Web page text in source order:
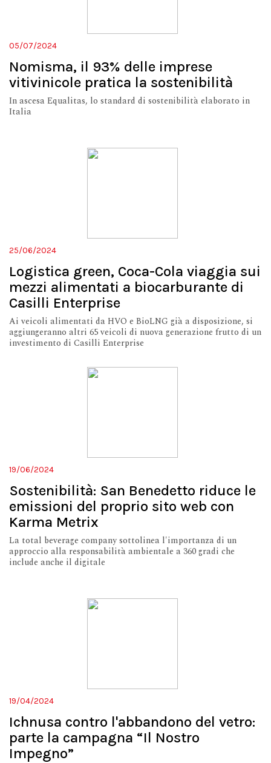
05/07/2024
Nomisma, il 93% delle imprese
vitivinicole pratica la sostenibilità
In ascesa Equalitas, lo standard di sostenibilità elaborato in
Italia
25/06/2024
Logistica green, Coca-Cola viaggia sui
mezzi alimentati a biocarburante di
Casilli Enterprise
Ai veicoli alimentati da HVO e BioLNG già a disposizione, si
aggiungeranno altri 65 veicoli di nuova generazione frutto di un
investimento di Casilli Enterprise
19/06/2024
Sostenibilità: San Benedetto riduce le
emissioni del proprio sito web con
Karma Metrix
La total beverage company sottolinea l'importanza di un
approccio alla responsabilità ambientale a 360 gradi che
include anche il digitale
19/04/2024
Ichnusa contro l'abbandono del vetro:
parte la campagna “Il Nostro
Impegno”